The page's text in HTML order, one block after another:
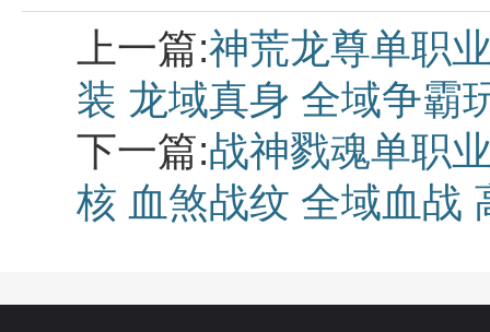
上一篇:神荒龙尊单职
装 龙域真身 全域争霸
下一篇:战神戮魂单职
核 血煞战纹 全域血战